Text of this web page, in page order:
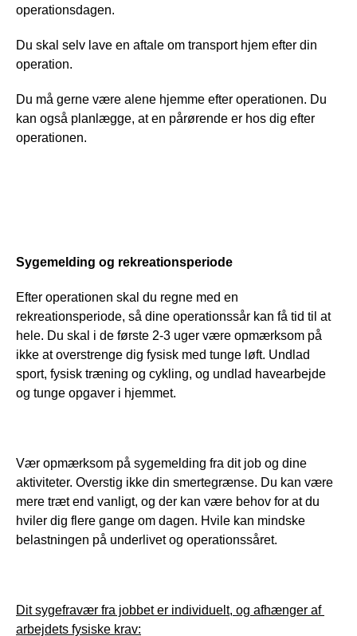
operationsdagen.
Du skal selv lave en aftale om transport hjem efter din
operation.
Du må gerne være alene hjemme efter operationen. Du
kan også planlægge, at en pårørende er hos dig efter
operationen.
Sygemelding og rekreationsperiode
Efter operationen skal du regne med en
rekreationsperiode, så dine operationssår kan få tid til at
hele. Du skal i de første 2-3 uger være opmærksom på
ikke at overstrenge dig fysisk med tunge løft. Undlad
sport, fysisk træning og cykling, og undlad havearbejde
og tunge opgaver i hjemmet.
Vær opmærksom på sygemelding fra dit job og dine
aktiviteter. Overstig ikke din smertegrænse. Du kan være
mere træt end vanligt, og der kan være behov for at du
hviler dig flere gange om dagen. Hvile kan mindske
belastningen på underlivet og operationssåret.
Dit sygefravær fra jobbet er individuelt, og afhænger af
arbejdets fysiske krav: